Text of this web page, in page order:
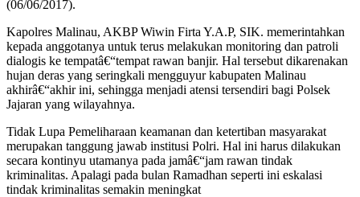
(06/06/2017).
Kapolres Malinau, AKBP Wiwin Firta Y.A.P, SIK. memerintahkan
kepada anggotanya untuk terus melakukan monitoring dan patroli
dialogis ke tempatâ€“tempat rawan banjir. Hal tersebut dikarenakan
hujan deras yang seringkali mengguyur kabupaten Malinau
akhirâ€“akhir ini, sehingga menjadi atensi tersendiri bagi Polsek
Jajaran yang wilayahnya.
Tidak Lupa Pemeliharaan keamanan dan ketertiban masyarakat
merupakan tanggung jawab institusi Polri. Hal ini harus dilakukan
secara kontinyu utamanya pada jamâ€“jam rawan tindak
kriminalitas. Apalagi pada bulan Ramadhan seperti ini eskalasi
tindak kriminalitas semakin meningkat